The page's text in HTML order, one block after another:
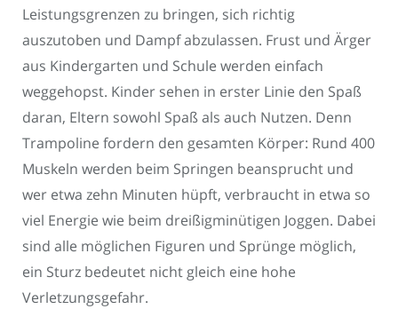
Leistungsgrenzen zu bringen, sich richtig
auszutoben und Dampf abzulassen. Frust und Ärger
aus Kindergarten und Schule werden einfach
weggehopst. Kinder sehen in erster Linie den Spaß
daran, Eltern sowohl Spaß als auch Nutzen. Denn
Trampoline fordern den gesamten Körper: Rund 400
Muskeln werden beim Springen beansprucht und
wer etwa zehn Minuten hüpft, verbraucht in etwa so
viel Energie wie beim dreißigminütigen Joggen. Dabei
sind alle möglichen Figuren und Sprünge möglich,
ein Sturz bedeutet nicht gleich eine hohe
Verletzungsgefahr.